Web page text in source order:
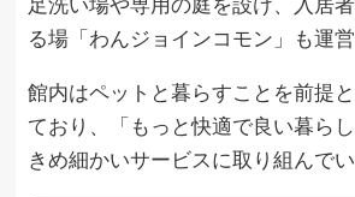
る場「わんジョインコモン」も運営
館内はペットと暮らすことを前提
ており、「もっと快適で良い暮ら
きめ細かいサービスに取り組んでい